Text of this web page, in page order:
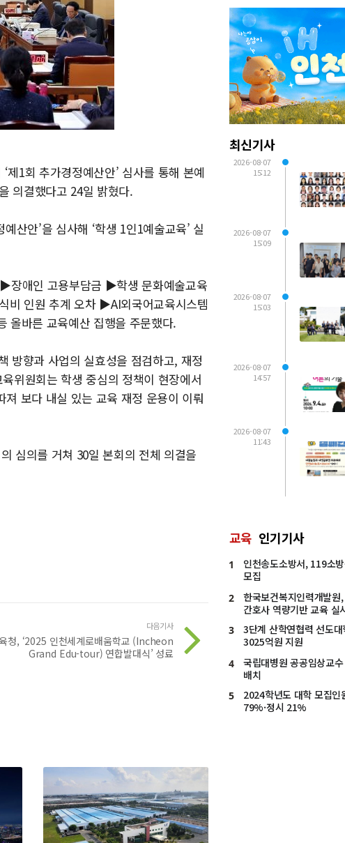
1회 추가경정예산안’ 심사를 통해 본예
의결했다고 24일 밝혔다.
산안’을 심사해 ‘학생 1인1예술교육’ 실
장애인 고용부담금 ▶학생 문화예술교육
인원 추계 오차 ▶AI외국어교육시스템
올바른 교육예산 집행을 주문했다.
방향과 사업의 실효성을 점검하고, 재정
위원회는 학생 중심의 정책이 현장에서
보다 내실 있는 교육 재정 운용이 이뤄
심의를 거쳐 30일 본회의 전체 의결을
다음기사
청, ‘2025 인천세계로배움학교 (Incheon
Grand Edu-tour) 연합발대식’ 성료
최신기사
2026-08-07
15:12
2026-08-07
15:09
2026-08-07
15:03
2026-08-07
14:57
2026-08-07
11:43
교육 인기기사
1
인천송도소방서, 119소
모집
2
한국보건복지인력개발
간호사 역량기반 교육 실
3
3단계 산학연협력 선도
3025억원 지원
4
국립대병원 공공임상교
배치
5
2024학년도 대학 모집
79%·정시 21%